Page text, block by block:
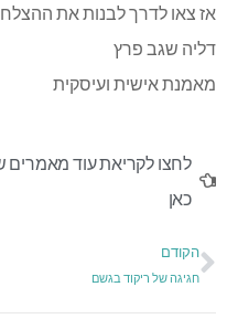
אז צאו לדרך לבנות את
דליה שגב פרץ
מאמנת אישית ועיסקית
לחצו לקריאת עוד מאמרים
כאן
הקודם
חגיגה של ריקוד בגשם